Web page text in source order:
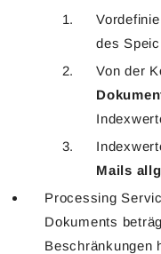
des
Von der
Mails
Processing
Dokuments
Beschränkungen